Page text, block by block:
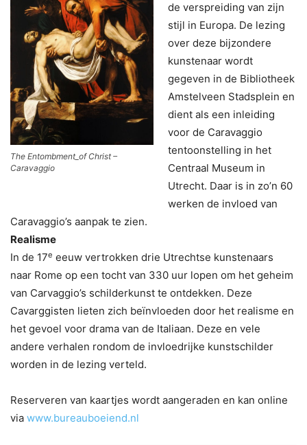
The Entombment_of Christ –
Caravaggio
de verspreiding van zijn
stijl in Europa. De lezing
over deze bijzondere
kunstenaar wordt
gegeven in de Bibliotheek
Amstelveen Stadsplein en
dient als een inleiding
voor de Caravaggio
tentoonstelling in het
Centraal Museum in
Utrecht. Daar is in zo’n 60
werken de invloed van
Caravaggio’s aanpak te zien.
Realisme
In de 17e eeuw vertrokken drie Utrechtse kunstenaars
naar Rome op een tocht van 330 uur lopen om het geheim
van Carvaggio’s schilderkunst te ontdekken. Deze
Cavarggisten lieten zich beïnvloeden door het realisme en
het gevoel voor drama van de Italiaan. Deze en vele
andere verhalen rondom de invloedrijke kunstschilder
worden in de lezing verteld.
Reserveren van kaartjes wordt aangeraden en kan online
via www.bureauboeiend.nl